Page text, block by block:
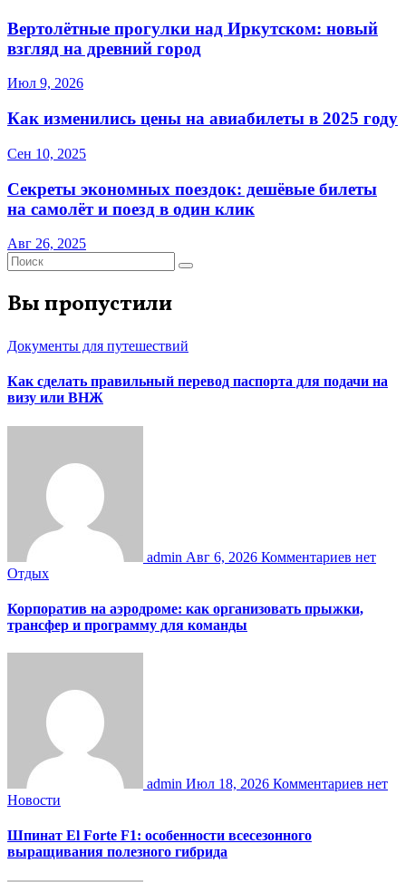
Вертолётные прогулки над Иркутском: новый
взгляд на древний город
Июл 9, 2026
Как изменились цены на авиабилеты в 2025 году
Сен 10, 2025
Секреты экономных поездок: дешёвые билеты
на самолёт и поезд в один клик
Авг 26, 2025
Вы пропустили
Документы для путешествий
Как сделать правильный перевод паспорта для подачи на
визу или ВНЖ
admin Авг 6, 2026 Комментариев нет
Отдых
Корпоратив на аэродроме: как организовать прыжки,
трансфер и программу для команды
admin Июл 18, 2026 Комментариев нет
Новости
Шпинат El Forte F1: особенности всесезонного
выращивания полезного гибрида